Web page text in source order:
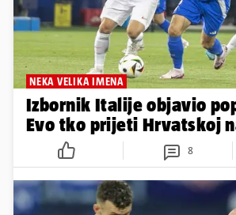
NEKA VELIKA IMENA
Izbornik Italije objavio
Evo tko prijeti Hrvatskoj
8